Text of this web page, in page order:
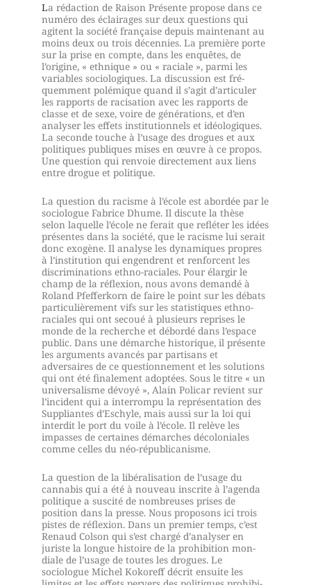
La rédaction de Raison Présente propose dans ce
numéro des éclairages sur deux questions qui
agitent la société française depuis maintenant au
moins deux ou trois décennies. La première porte
sur la prise en compte, dans les enquêtes, de
l’origine, « ethnique » ou « raciale », parmi les
variables sociologiques. La discussion est fré­
quemment polémique quand il s’agit d’articuler
les rapports de raci­sation avec les rapports de
classe et de sexe, voire de générations, et d’en
analyser les effets institutionnels et idéologiques.
La seconde touche à l’usage des drogues et aux
politiques publiques mises en œuvre à ce propos.
Une question qui renvoie directement aux liens
entre drogue et politique.
La question du racisme à l’école est abordée par le
sociolo­gue Fabrice Dhume. Il discute la thèse
selon laquelle l’école ne ferait que refléter les idées
présentes dans la société, que le racisme lui serait
donc exogène. Il analyse les dynamiques propres
à l’institu­tion qui engendrent et renforcent les
discriminations ethno-raciales. Pour élargir le
champ de la réflexion, nous avons demandé à
Roland Pfefferkorn de faire le point sur les débats
particulièrement vifs sur les statistiques ethno-
raciales qui ont secoué à plusieurs reprises le
monde de la recherche et débordé dans l’espace
public. Dans une démarche historique, il présente
les arguments avancés par partisans et
adversaires de ce questionnement et les solutions
qui ont été fina­lement adoptées. Sous le titre « un
universalisme dévoyé », Alain Policar revient sur
l’incident qui a interrompu la représentation des
Suppliantes d’Eschyle, mais aussi sur la loi qui
interdit le port du voile à l’école. Il relève les
impasses de certaines démarches décolo­niales
comme celles du néo-républicanisme.
La question de la libéralisation de l’usage du
cannabis qui a été à nouveau inscrite à l’agenda
politique a suscité de nombreuses prises de
position dans la presse. Nous proposons ici trois
pistes de réflexion. Dans un premier temps, c’est
Renaud Colson qui s’est chargé d’analyser en
juriste la longue histoire de la prohibition mon­
diale de l’usage de toutes les drogues. Le
sociologue Michel Kokoreff décrit ensuite les